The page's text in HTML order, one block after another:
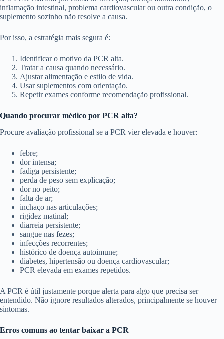
inflamação intestinal, problema cardiovascular ou outra condição, o
suplemento sozinho não resolve a causa.
Por isso, a estratégia mais segura é:
Identificar o motivo da PCR alta.
Tratar a causa quando necessário.
Ajustar alimentação e estilo de vida.
Usar suplementos com orientação.
Repetir exames conforme recomendação profissional.
Quando procurar médico por PCR alta?
Procure avaliação profissional se a PCR vier elevada e houver:
febre;
dor intensa;
fadiga persistente;
perda de peso sem explicação;
dor no peito;
falta de ar;
inchaço nas articulações;
rigidez matinal;
diarreia persistente;
sangue nas fezes;
infecções recorrentes;
histórico de doença autoimune;
diabetes, hipertensão ou doença cardiovascular;
PCR elevada em exames repetidos.
A PCR é útil justamente porque alerta para algo que precisa ser
entendido. Não ignore resultados alterados, principalmente se houver
sintomas.
Erros comuns ao tentar baixar a PCR